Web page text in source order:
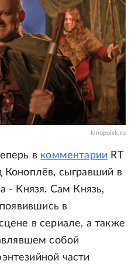
kinopoisk.ru
в комментарии RT
Коноплёв, сыгравший в
- Князя. Сам Князь,
в
в сериале, а также
собой
части